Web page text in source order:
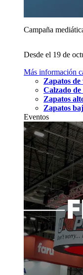
Campaña
Desde el 19 de
Más información
Zapatos de
Calzado
Zapatos
Zapatos
Eventos